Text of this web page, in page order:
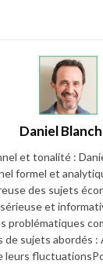
Daniel
et tonalité :
formel et
des sujets
et
problématiques
de sujets abordés :
leurs fluctuations​